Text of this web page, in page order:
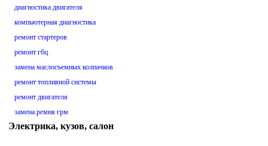
диагностика двигателя
компьютерная диагностика
ремонт стартеров
ремонт гбц
замена маслосъемных колпачков
ремонт топливной системы
ремонт двигателя
замена ремня грм
Электрика, кузов, салон